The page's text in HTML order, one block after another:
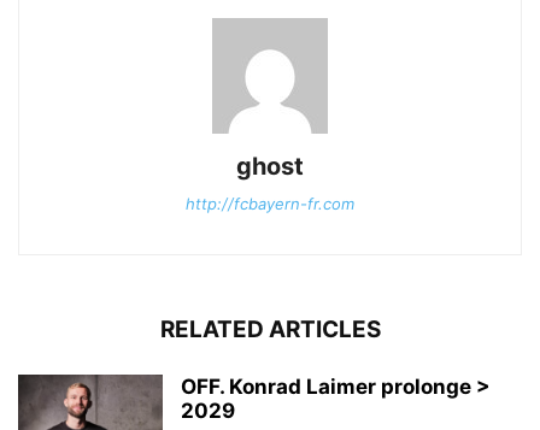
ghost
http://fcbayern-fr.com
RELATED ARTICLES
OFF. Konrad Laimer prolonge >
2029